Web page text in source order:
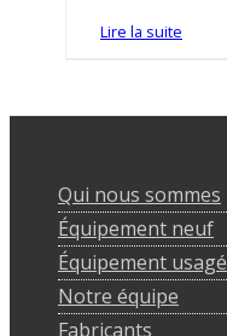
Lire la suite
Qui nous sommes
Équipement neuf
Équipement usagé
Notre équipe
Fabricants